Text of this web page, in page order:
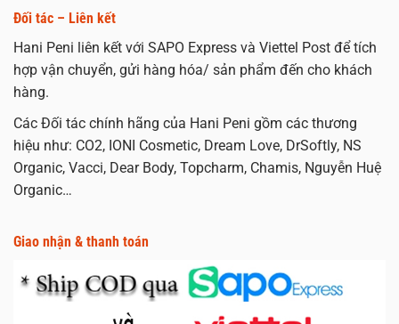
Đối tác – Liên kết
Hani Peni liên kết với SAPO Express và Viettel Post để tích
hợp vận chuyển, gửi hàng hóa/ sản phẩm đến cho khách
hàng.
Các Đối tác chính hãng của Hani Peni gồm các thương
hiệu như: CO2, IONI Cosmetic, Dream Love, DrSoftly, NS
Organic, Vacci, Dear Body, Topcharm, Chamis, Nguyễn Huệ
Organic…
Giao nhận & thanh toán